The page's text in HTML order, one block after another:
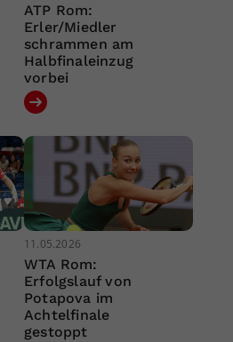
ATP Rom:
Erler/Miedler
schrammen am
Halbfinaleinzug
vorbei
11.05.2026
WTA Rom:
Erfolgslauf von
Potapova im
Achtelfinale
gestoppt